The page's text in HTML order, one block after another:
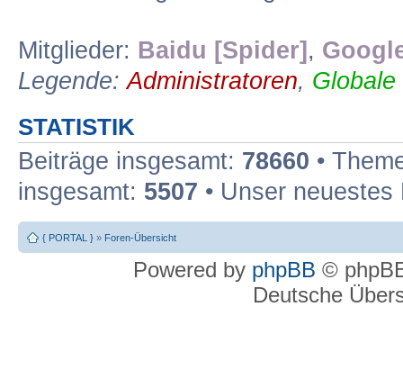
Mitglieder: Baidu [Spider] ,
Legende:Administratoren,
STATISTIK
Beiträge insgesamt: 78660 •
insgesamt: 5507 • Unser
{ PORTAL } » Foren-Übersicht
Powered by phpBB ©
Deutsche